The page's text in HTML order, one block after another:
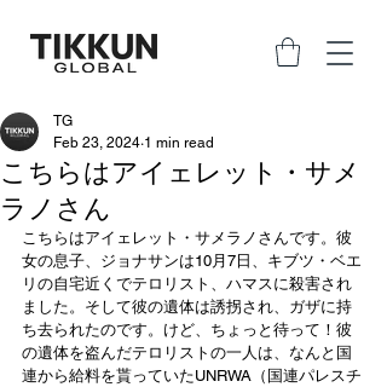
こちらはアイェレット・サメ
ラノさん
TG
Feb 23, 2024 1 min read
こちらはアイェレット・サメラノさんです。彼
女の息子、ジョナサンは10月7日、キブツ・ベエ
リの自宅近くでテロリスト、ハマスに殺害され
ました。そして彼の遺体は誘拐され、ガザに持
ち去られたのです。けど、ちょっと待って！彼
の遺体を盗んだテロリストの一人は、なんと国
連から給料を貰っていたUNRWA（国連パレスチ